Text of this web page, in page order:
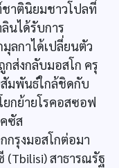
าตินิยมชาวโปลที่
นได้รับการ
ลกาได้เปลี่ยนตัว
ส่งกลับมอสโก ครุ
มพันธ์ใกล้ชิดกับ
กย้ายโรคอสซอฟ
ซัส
กรุงมอสโกต่อมา
(Tbilisi) สาธารณรัฐ